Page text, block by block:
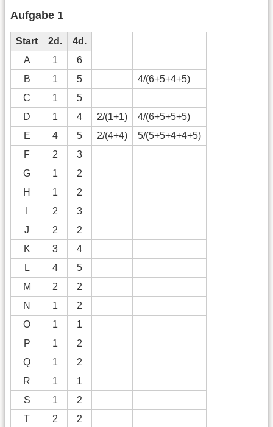
Aufgabe 1
Start 2d.
4d.
A
1
6
B
1 5
4/(6+5+4+5)
C
1
5
D
1 4 2/(1+1)
4/(6+5+5+5)
E
4 5 2/(4+4)
5/(5+5+4+4+5)
F
2
3
G
1
2
H
1
2
2
3
J
2
2
K
3
4
L
4
5
M
2
2
N
1
2
O
1
1
P
1
2
Q
1
2
R
1
1
S
1
2
T
2 2